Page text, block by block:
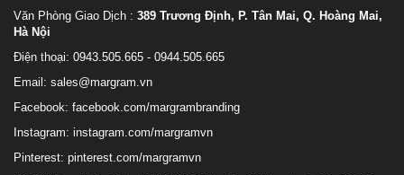
Văn Phòng Giao Dịch : 389 Trương Định, P. Tân Mai, Q. Hoàng Mai,
Hà Nội
Điện thoại: 0943.505.665 - 0944.505.665
Email: sales@margram.vn
Facebook: facebook.com/margrambranding
Instagram: instagram.com/margramvn
Pinterest: pinterest.com/margramvn